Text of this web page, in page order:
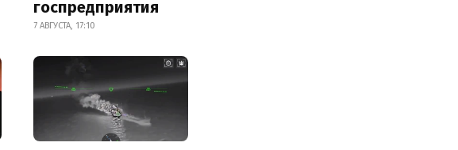
госпредприятия
7 АВГУСТА, 17:10